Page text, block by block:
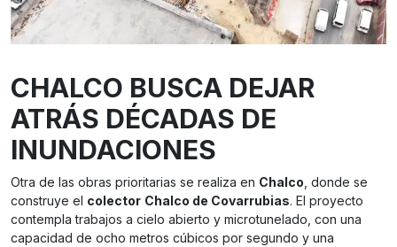
CHALCO BUSCA DEJAR
ATRÁS DÉCADAS DE
INUNDACIONES
Otra de las obras prioritarias se realiza en Chalco , donde se
construye el colector Chalco de Covarrubias. El proyecto
contempla trabajos a cielo abierto y microtunelado, con una
capacidad de ocho metros cúbicos por segundo y una